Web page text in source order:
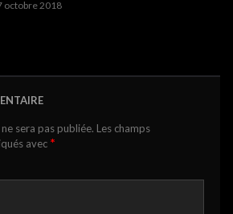
octobre 2018
sera pas publiée. Les champs
avec *